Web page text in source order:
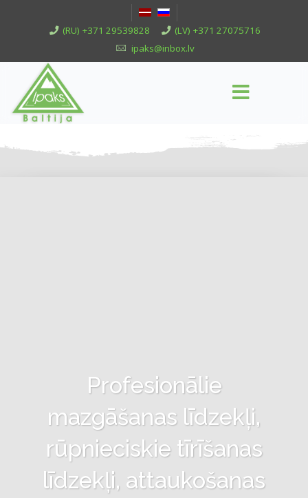
(RU) +371 29539828
(LV) +371 27075716
ipaks@inbox.lv
Profesionālie
mazgāšanas līdzekļi,
rūpnieciskie tīrīšanas
līdzekļi, attaukošanas